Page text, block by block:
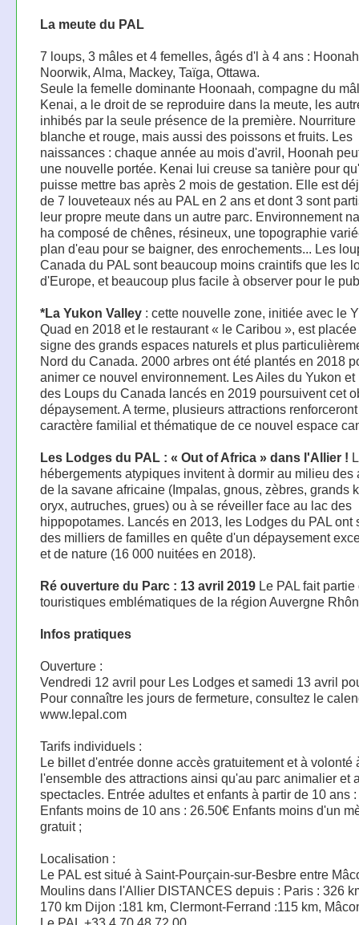
La meute du PAL
7 loups, 3 mâles et 4 femelles, âgés d'l à 4 ans :
Noorwik, Alma, Mackey, Taïga, Ottawa.
Seule la femelle dominante Hoonaah, compagne du
Kenai, a le droit de se reproduire dans la meute, les
inhibés par la seule présence de la première. Nourriture
blanche et rouge, mais aussi des poissons et fruits. Les
naissances : chaque année au mois d'avril, Hoonah
une nouvelle portée. Kenai lui creuse sa tanière pour
puisse mettre bas après 2 mois de gestation. Elle est
de 7 louveteaux nés au PAL en 2 ans et dont 3 sont
leur propre meute dans un autre parc. Environnement
ha composé de chênes, résineux, une topographie
plan d'eau pour se baigner, des enrochements... Les
Canada du PAL sont beaucoup moins craintifs que les
d'Europe, et beaucoup plus facile à observer pour le
*La Yukon Valley: cette nouvelle zone, initiée avec le
Quad en 2018 et le restaurant « le Caribou », est
signe des grands espaces naturels et plus
Nord du Canada. 2000 arbres ont été plantés en 2018
animer ce nouvel environnement. Les Ailes du Yukon et
des Loups du Canada lancés en 2019 poursuivent cet
dépaysement. A terme, plusieurs attractions
caractère familial et thématique de ce nouvel espace
Les Lodges du PAL : « Out of Africa » dans l'Allier !
hébergements atypiques invitent à dormir au milieu des
de la savane africaine (Impalas, gnous, zèbres, grands
oryx, autruches, grues) ou à se réveiller face au lac des
hippopotames. Lancés en 2013, les Lodges du PAL ont
des milliers de familles en quête d'un dépaysement
et de nature (16 000 nuitées en 2018).
Ré ouverture du Parc : 13 avril 2019Le PAL fait partie
touristiques emblématiques de la région Auvergne
Infos pratiques
Ouverture :
Vendredi 12 avril pour Les Lodges et samedi 13 avril
Pour connaître les jours de fermeture, consultez le
www.lepal.com
Tarifs individuels :
Le billet d'entrée donne accès gratuitement et à volonté
l'ensemble des attractions ainsi qu'au parc animalier et
spectacles. Entrée adultes et enfants à partir de 10 ans
Enfants moins de 10 ans : 26.50€ Enfants moins d'un
gratuit ;
Localisation :
Le PAL est situé à Saint-Pourçain-sur-Besbre entre
Moulins dans l'Allier DISTANCES depuis : Paris : 326
170 km Dijon :181 km, Clermont-Ferrand :115 km,